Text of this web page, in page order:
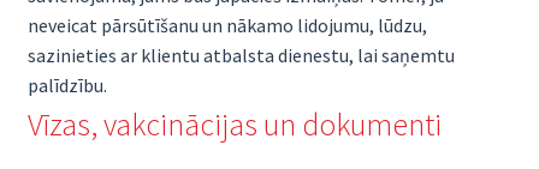
neveicat pārsūtīšanu un nākamo lidojumu, lūdzu,
sazinieties ar klientu atbalsta dienestu, lai saņemtu
palīdzību.
Vīzas, vakcinācijas un dokumenti